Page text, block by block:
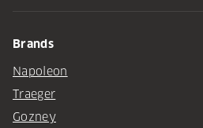
Brands
Napoleon
Traeger
Gozney